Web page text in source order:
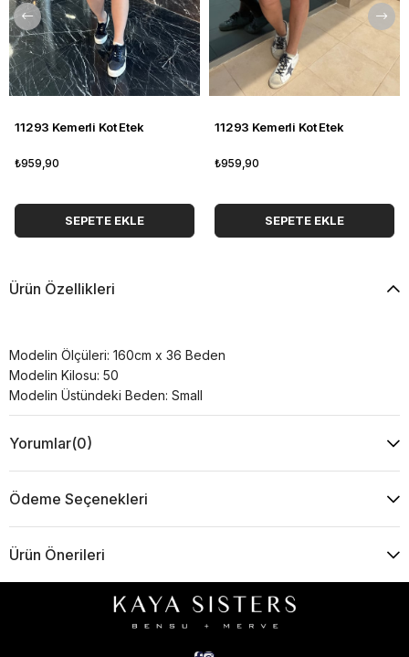
11293 Kemerli Kot Etek
₺959,90
SEPETE EKLE
11293 Kemerli Kot Etek
₺959,90
SEPETE EKLE
Ürün Özellikleri
Modelin Ölçüleri: 160cm x 36 Beden
Modelin Kilosu: 50
Modelin Üstündeki Beden: Small
Yorumlar(0)
Ödeme Seçenekleri
Ürün Önerileri